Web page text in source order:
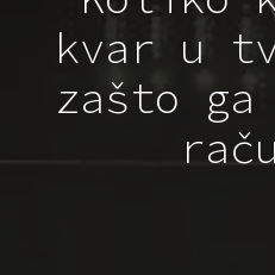
kvar u
zašto